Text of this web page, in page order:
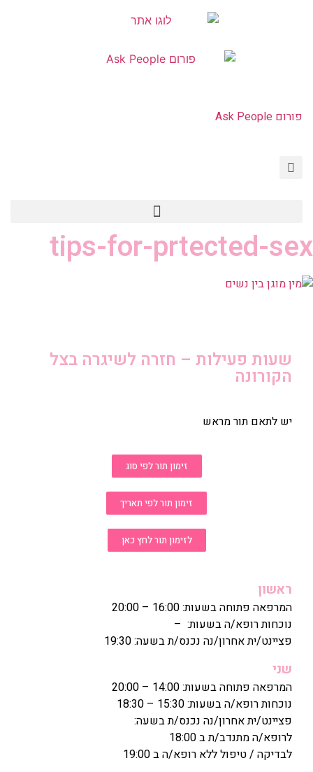
פורום Ask People
tips-for-prtected-sex
שעות פעילות – חזרה לשיגרה בצל
הקורונה
יש לתאם תור מראש
זימון תור לפי סוג
זימון תור לפי תאריך
לזימון תור לחץ כאן
ראשון
המרפאה פתוחה בשעות: 16:00 – 20:00
נוכחות רופא/ה בשעות: –
פציינט/ית אחרון/נה נכנס/ת בשעה: 19:30
שני
המרפאה פתוחה בשעות: 14:00 – 20:00
נוכחות רופא/ה בשעות: 15:30 – 18:30
פציינט/ית אחרון/נה נכנס/ת בשעה:
לרופא/ה מתנדב/ת ב 18:00
לבדיקה / טיפול ללא רופא/ה ב 19:00